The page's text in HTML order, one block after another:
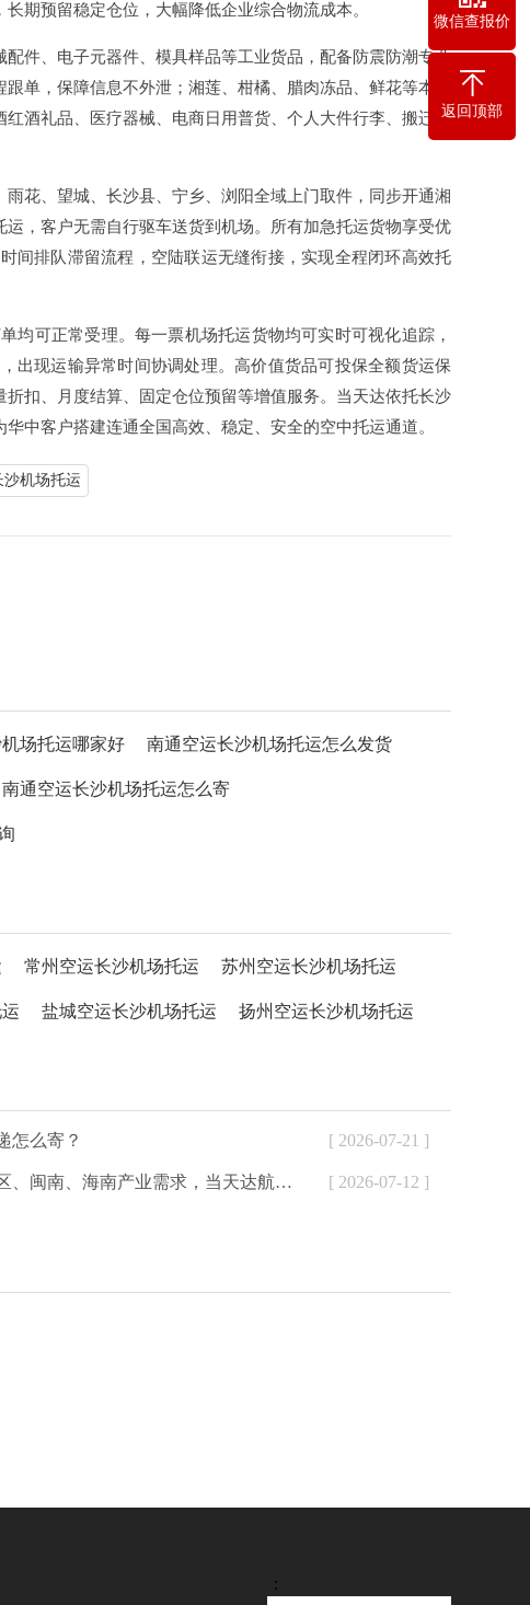
期预留稳定仓位，大幅降低企业综合物流成本。
件、电子元器件、模具样品等工业货品，配备防震防潮专业
单，保障信息不外泄；湘莲、柑橘、腊肉冻品、鲜花等本地
酒礼品、医疗器械、电商日用普货、个人大件行李、搬迁物
花、望城、长沙县、宁乡、浏阳全域上门取件，同步开通湘
，客户无需自行驱车送货到机场。所有加急托运货物享受优
间排队滞留流程，空陆联运无缝衔接，实现全程闭环高效托
均可正常受理。每一票机场托运货物均可实时可视化追踪，
出现运输异常时间协调处理。高价值货品可投保全额货运保
扣、月度结算、固定仓位预留等增值服务。当天达依托长沙
中客户搭建连通全国高效、稳定、安全的空中托运通道。
沙机场托运
场托运哪家好 南通空运长沙机场托运怎么发货
南通空运长沙机场托运怎么寄
常州空运长沙机场托运 苏州空运长沙机场托运
盐城空运长沙机场托运 扬州空运长沙机场托运
怎么寄？ [ 2026-07-21 ]
配大湾区、闽南、海南产业需求，当天达航空快递为外贸、生鲜、制造企业提供加急空运解决方案 [ 2026-07-12 ]
：
微信查报价
返回顶部